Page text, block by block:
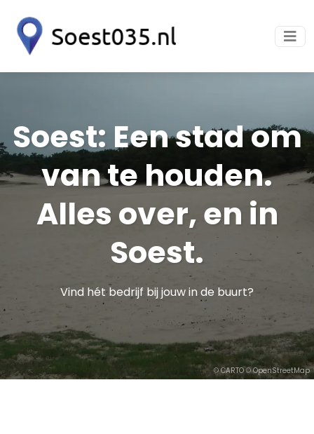
©CARTO©OpenStreetMap
Soest: Een stad om
van te houden.
Alles over, en in
Soest.
Vind hét bedrijf bij jouw in de buurt?